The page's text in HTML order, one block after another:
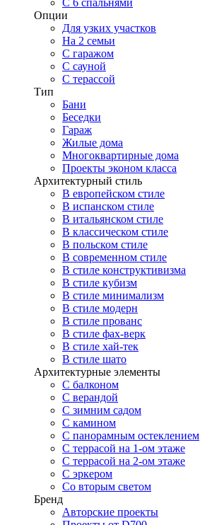
С 6 спальнями
Опции
Для узких участков
На 2 семьи
С гаражом
С сауной
С терассой
Тип
Бани
Беседки
Гараж
Жилые дома
Многоквартирные дома
Проекты эконом класса
Архитектурный стиль
В европейском стиле
В испанском стиле
В итальянском стиле
В классическом стиле
В польском стиле
В современном стиле
В стиле конструктивизма
В стиле кубизм
В стиле минимализм
В стиле модерн
В стиле прованс
В стиле фах-верк
В стиле хай-тек
В стиле шато
Архитектурные элементы
С балконом
С верандой
С зимним садом
С камином
С панорамным остеклением
С террасой на 1-ом этаже
С террасой на 2-ом этаже
С эркером
Со вторым светом
Бренд
Авторские проекты